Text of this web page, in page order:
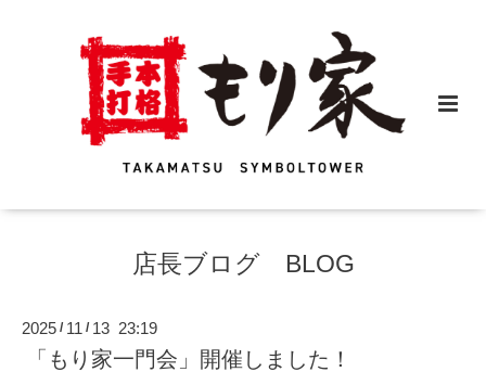
店長ブログ BLOG
2025 / 11 / 13 23:19
「もり家一門会」開催しました！